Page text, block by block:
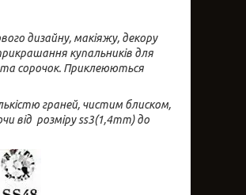
дизайну, макіяжу, декору
купальників для
сорочок. Приклеюються
граней, чистим блиском,
від розміру ss3(1,4mm) до